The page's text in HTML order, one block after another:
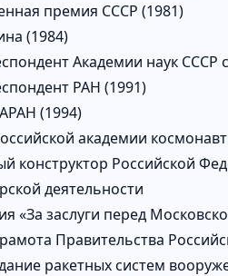
премия СССР (1981)
(1984)
Академии наук СССР
РАН (1991)
(1994)
академии
конструктор Российской
деятельности
«За заслуги перед
Правительства
ракетных систем